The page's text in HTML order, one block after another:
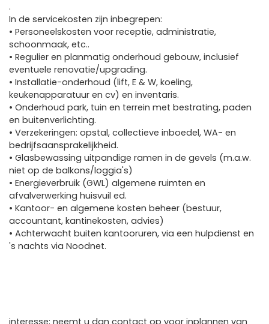
.
In de servicekosten zijn inbegrepen:
• Personeelskosten voor receptie, administratie,
schoonmaak, etc..
• Regulier en planmatig onderhoud gebouw, inclusief
eventuele renovatie/upgrading.
• Installatie-onderhoud (lift, E & W, koeling,
keukenapparatuur en cv) en inventaris.
• Onderhoud park, tuin en terrein met bestrating, paden
en buitenverlichting.
• Verzekeringen: opstal, collectieve inboedel, WA- en
bedrijfsaansprakelijkheid.
• Glasbewassing uitpandige ramen in de gevels (m.a.w.
niet op de balkons/loggia's)
• Energieverbruik (GWL) algemene ruimten en
afvalverwerking huisvuil ed.
• Kantoor- en algemene kosten beheer (bestuur,
accountant, kantinekosten, advies)
• Achterwacht buiten kantooruren, via een hulpdienst en
's nachts via Noodnet.
interesse; neemt u dan contact op voor inplannen van